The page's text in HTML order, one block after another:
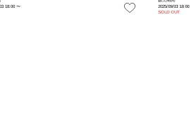
18:00 〜
2025/09/03 18:00
SOLD OUT